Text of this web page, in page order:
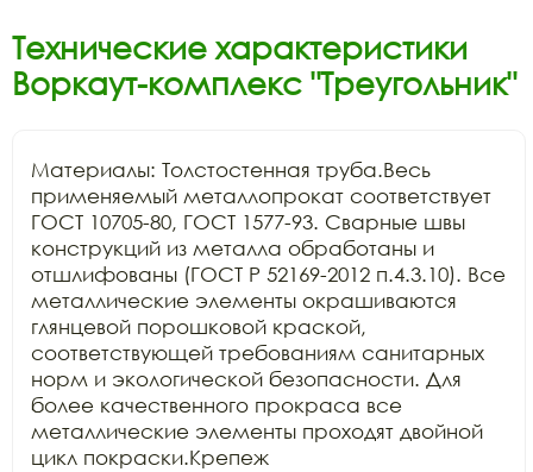
Технические характеристики
Воркаут-комплекс "Треугольник"
Материалы: Толстостенная труба.Весь
применяемый металлопрокат соответствует
ГОСТ 10705-80, ГОСТ 1577-93. Сварные швы
конструкций из металла обработаны и
отшлифованы (ГОСТ Р 52169-2012 п.4.3.10). Все
металлические элементы окрашиваются
глянцевой порошковой краской,
соответствующей требованиям санитарных
норм и экологической безопасности. Для
более качественного прокраса все
металлические элементы проходят двойной
цикл покраски.Крепеж